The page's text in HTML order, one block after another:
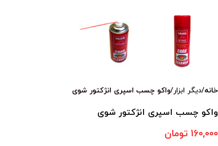
خانه دیگر ابزار واکو چسب اسپری انژکتور شوی
واکو چسب اسپری انژکتور شوی
160,000 تومان